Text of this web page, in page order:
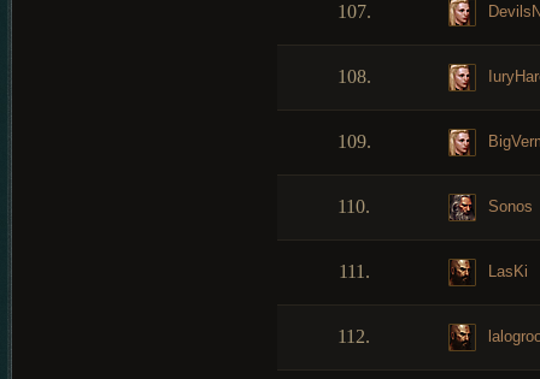
107.
108.
109.
110. Sonos
111. LasKi
112.